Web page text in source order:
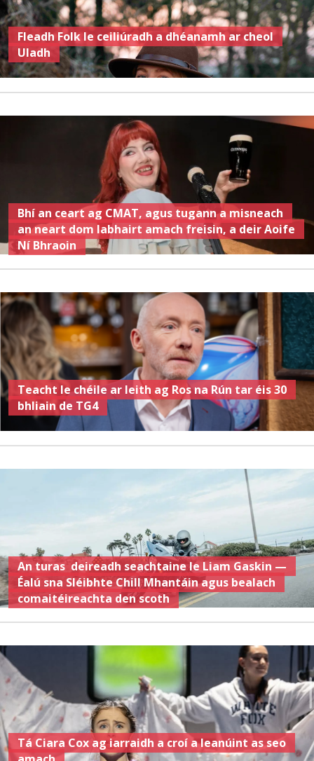
Fleadh Folk le ceiliúradh a dhéanamh ar cheol
Uladh
Bhí an ceart ag CMAT, agus tugann a misneach
an neart dom labhairt amach freisin, a deir Aoife
Ní Bhraoin
Teacht le chéile ar leith ag Ros na Rún tar éis 30
bhliain de TG4
An turas deireadh seachtaine le Liam Gaskin —
Éalú sna Sléibhte Chill Mhantáin agus bealach
comaitéireachta den scoth
Tá Ciara Cox ag iarraidh a croí a leanúint as seo